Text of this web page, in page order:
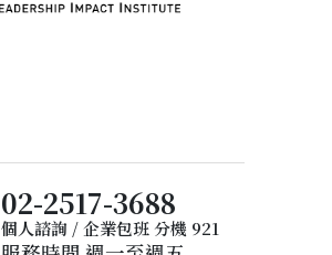
02-2517-3688
個人諮詢 / 企業包班 分機 921